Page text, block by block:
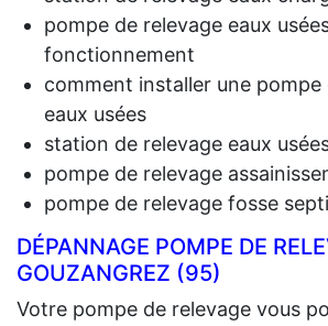
pompe de relevage eaux
fonctionnement
comment installer une pompe
eaux usées
station de relevage eaux
pompe de relevage
pompe de relevage fosse
DÉPANNAGE POMPE DE
GOUZANGREZ (95)
Votre pompe de relevage vous